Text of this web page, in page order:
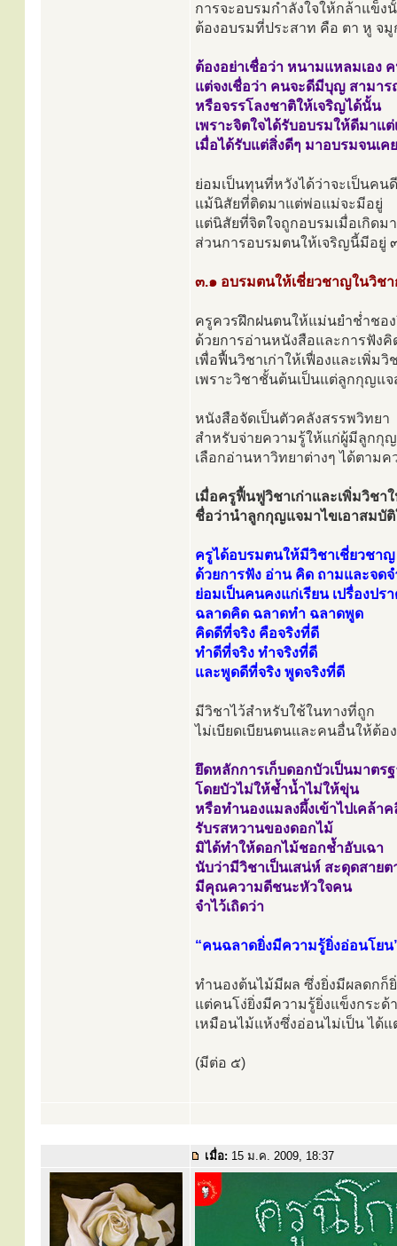
การจะอบรมกำลังใจให้กล้าแข็ง
ต้องอบรมที่ประสาท คือ ตา หู จ
ต้องอย่าเชื่อว่า หนามแหลมเอง
แต่จงเชื่อว่า คนจะดีมีบุญ สามาร
หรือจรรโลงชาติให้เจริญได้นั้น
เพราะจิตใจได้รับอบรมให้ดีมาแ
เมื่อได้รับแต่สิ่งดีๆ มาอบรมจนเค
ย่อมเป็นทุนที่หวังได้ว่าจะเป็นคน
แม้นิสัยที่ติดมาแต่พ่อแม่จะมีอยู่
แต่นิสัยที่จิตใจถูกอบรมเมื่อเกิดม
ส่วนการอบรมตนให้เจริญนี้มีอยู่
๓.๑ อบรมตนให้เชี่ยวชาญในวิชา
ครูควรฝึกฝนตนให้แม่นยำช่ำชอ
ด้วยการอ่านหนังสือและการฟังคิ
เพื่อฟื้นวิชาเก่าให้เฟื่องและเพิ่ม
เพราะวิชาชั้นต้นเป็นแต่ลูกกุญแ
หนังสือจัดเป็นตัวคลังสรรพวิทยา
สำหรับจ่ายความรู้ให้แก่ผู้มีลูกกุ
เลือกอ่านหาวิทยาต่างๆ ได้ตามค
เมื่อครูฟื้นฟูวิชาเก่าและเพิ่มวิชา
ชื่อว่านำลูกกุญแจมาไขเอาสมบั
ครูได้อบรมตนให้มีวิชาเชี่ยวชาญ
ด้วยการฟัง อ่าน คิด ถามและจด
ย่อมเป็นคนคงแก่เรียน เปรื่องปร
ฉลาดคิด ฉลาดทำ ฉลาดพูด
คิดดีที่จริง คือจริงที่ดี
ทำดีที่จริง ทำจริงที่ดี
และพูดดีที่จริง พูดจริงที่ดี
มีวิชาไว้สำหรับใช้ในทางที่ถูก
ไม่เบียดเบียนตนและคนอื่นให้ต้อ
ยึดหลักการเก็บดอกบัวเป็นมาตร
โดยบัวไม่ให้ช้ำน้ำไม่ให้ขุ่น
หรือทำนองแมลงผึ้งเข้าไปเคล้าค
รับรสหวานของดอกไม้
มิได้ทำให้ดอกไม้ชอกช้ำอับเฉา
นับว่ามีวิชาเป็นเสน่ห์ สะดุดสายต
มีคุณความดีชนะหัวใจคน
จำไว้เถิดว่า
“คนฉลาดยิ่งมีความรู้ยิ่งอ่อนโยน
ทำนองต้นไม้มีผล ซึ่งยิ่งมีผลดกก็
แต่คนโง่ยิ่งมีความรู้ยิ่งแข็งกระด้
เหมือนไม้แห้งซึ่งอ่อนไม่เป็น ได้แ
(มีต่อ ๕)
เมื่อ: 15 ม.ค. 2009, 18:37